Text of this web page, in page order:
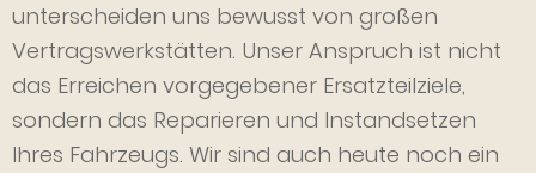
unterscheiden uns bewusst von großen
Vertragswerkstätten. Unser Anspruch ist nicht
das Erreichen vorgegebener Ersatzteilziele,
sondern das Reparieren und Instandsetzen
Ihres Fahrzeugs. Wir sind auch heute noch ein